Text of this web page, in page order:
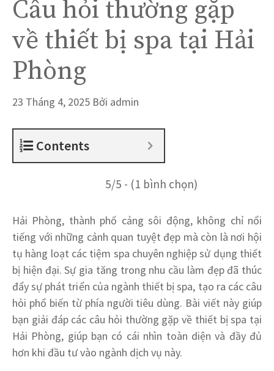
Câu hỏi thường gặp
về thiết bị spa tại Hải
Phòng
23 Tháng 4, 2025 Bởi admin
Contents
5/5 - (1 bình chọn)
Hải Phòng, thành phố cảng sôi động, không chỉ nổi
tiếng với những cảnh quan tuyệt đẹp mà còn là nơi hội
tụ hàng loạt các tiệm spa chuyên nghiệp sử dụng thiết
bị hiện đại. Sự gia tăng trong nhu cầu làm đẹp đã thúc
đẩy sự phát triển của ngành thiết bị spa, tạo ra các câu
hỏi phổ biến từ phía người tiêu dùng. Bài viết này giúp
bạn giải đáp các câu hỏi thường gặp về thiết bị spa tại
Hải Phòng, giúp bạn có cái nhìn toàn diện và đầy đủ
hơn khi đầu tư vào ngành dịch vụ này.